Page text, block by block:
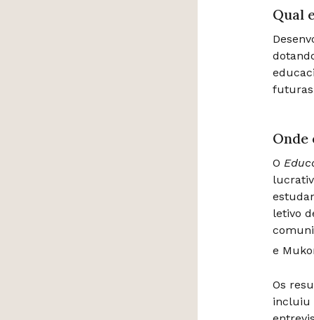
Qual
Onde
O
letivo
e
Os
incluiu